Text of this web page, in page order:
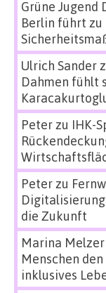
Grüne Jugend
Berlin führt
Ulrich Sander
Dahmen fühlt
Peterzu IHK-
Peterzu
die Zukunft
Marina Melzer
Menschen
inklusives